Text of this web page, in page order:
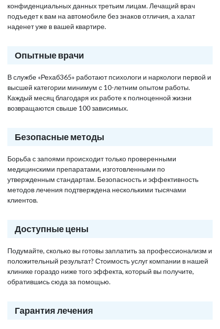
конфиденциальных данных третьим лицам. Лечащий врач
подъедет к вам на автомобиле без знаков отличия, а халат
наденет уже в вашей квартире.
Опытные врачи
В службе «Рехаб365» работают психологи и наркологи первой и
высшей категории минимум с 10-летним опытом работы.
Каждый месяц благодаря их работе к полноценной жизни
возвращаются свыше 100 зависимых.
Безопасные методы
Борьба с запоями происходит только проверенными
медицинскими препаратами, изготовленными по
утвержденным стандартам. Безопасность и эффективность
методов лечения подтверждена несколькими тысячами
клиентов.
Доступные цены
Подумайте, сколько вы готовы заплатить за профессионализм и
положительный результат? Стоимость услуг компании в нашей
клинике гораздо ниже того эффекта, который вы получите,
обратившись сюда за помощью.
Гарантия лечения